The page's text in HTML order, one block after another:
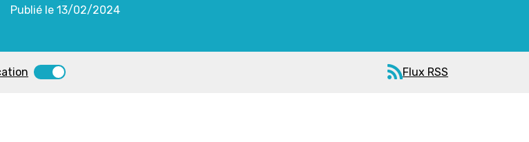
Publié le 13/02/2024
Flux RSS